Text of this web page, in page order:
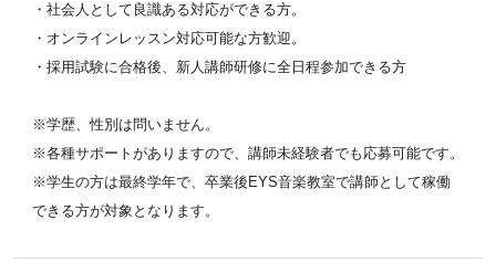
・社会人として良識ある対応ができる方。
・オンラインレッスン対応可能な方歓迎。
・採用試験に合格後、新人講師研修に全日程参加できる方
※学歴、性別は問いません。
※各種サポートがありますので、講師未経験者でも応募可能です。
※学生の方は最終学年で、卒業後EYS音楽教室で講師として稼働
できる方が対象となります。